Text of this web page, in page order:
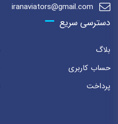
iranaviators@gmail.com
دسترسی سریع
بلاگ
حساب کاربری
پرداخت